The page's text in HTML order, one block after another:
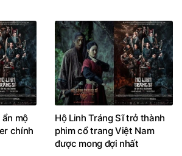
ẩn mộ
chính
Hộ Linh Tráng Sĩ trở thành
phim cổ trang Việt Nam
được mong đợi nhất